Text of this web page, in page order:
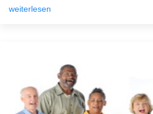
weiterlesen